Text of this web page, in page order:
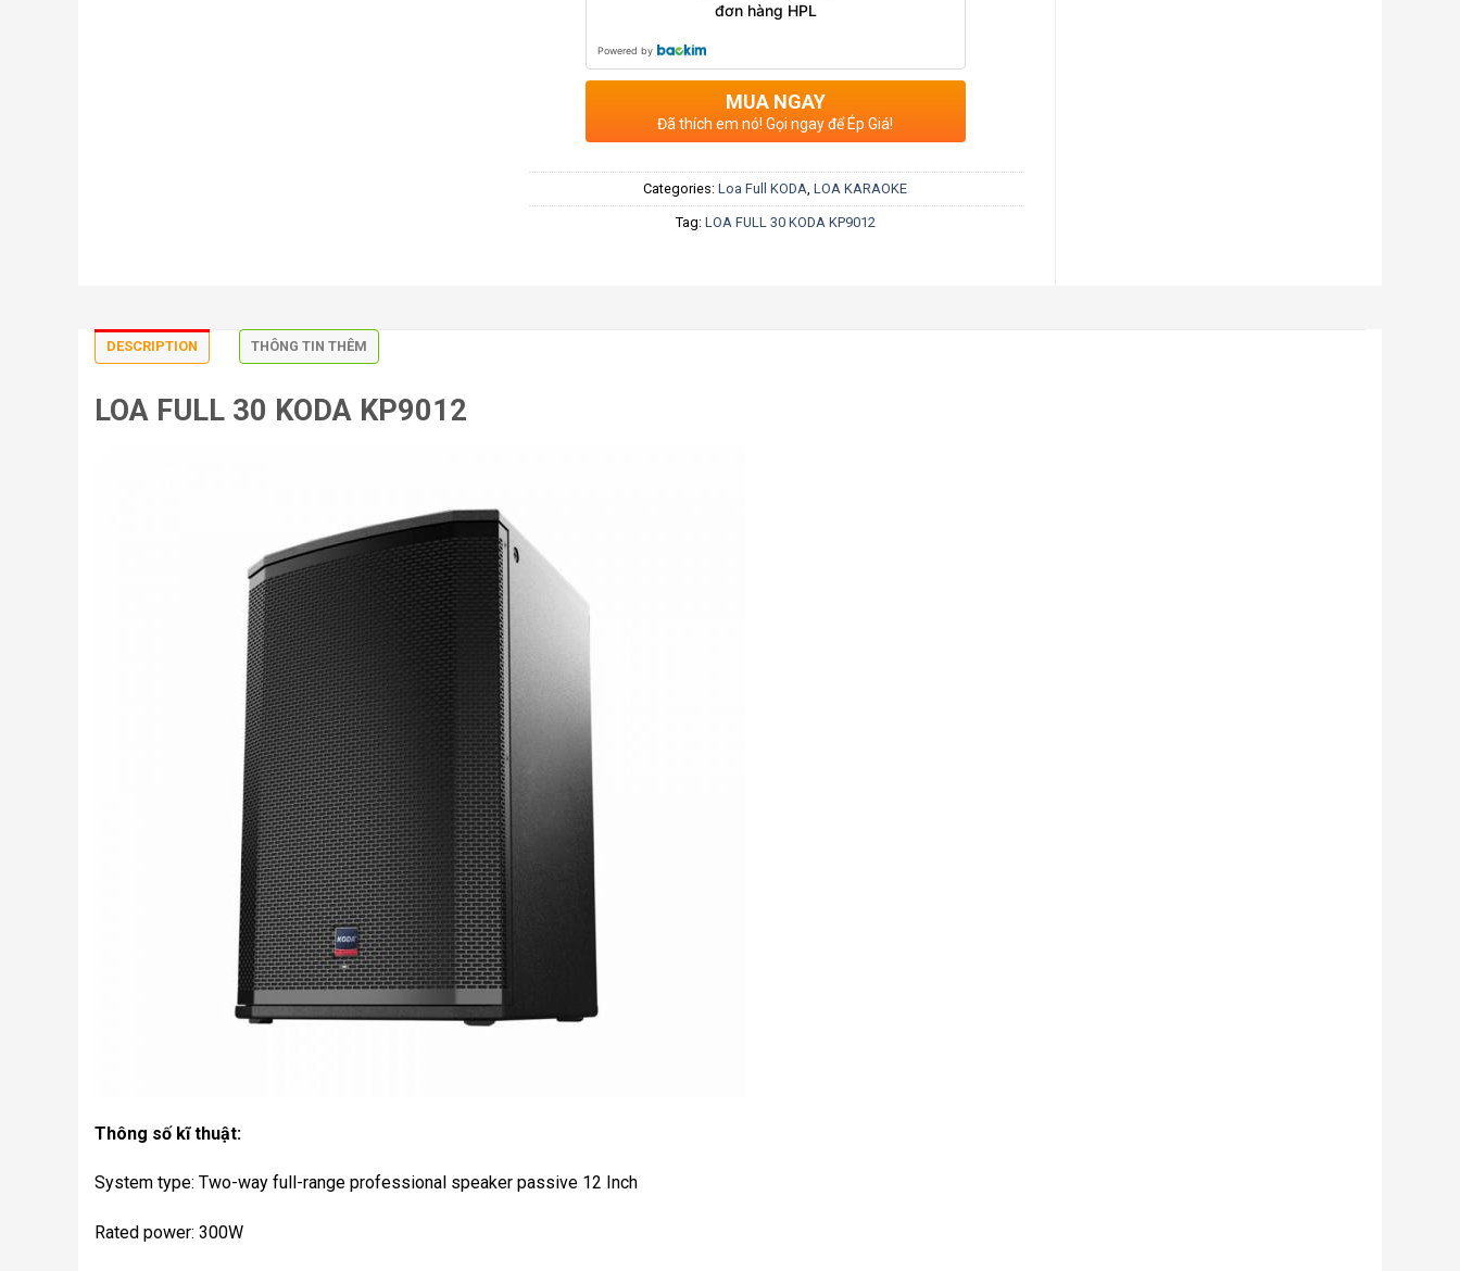
đơn hàng HPL
Powered by
MUA NGAY
Đã thích em nó! Gọi ngay để Ép Giá!
Categories:Loa Full KODA,LOA KARAOKE
Tag: LOA FULL 30 KODA KP9012
DESCRIPTION THÔNG TIN THÊM
LOA FULL 30 KODA KP9012
Thông số kĩ thuật:
System type: Two-way full-range professional speaker passive 12 Inch
Rated power: 300W